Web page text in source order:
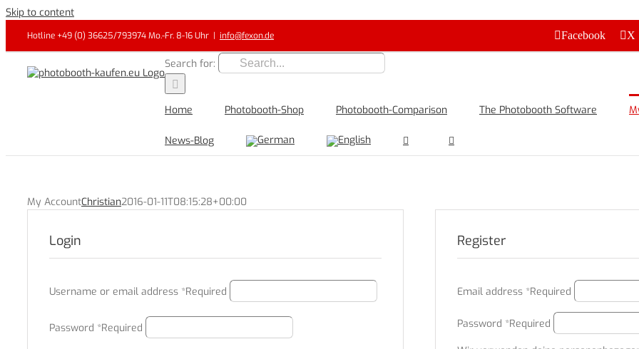
Skip to content
Hotline +49 (0) 36625/793974 Mo.-Fr. 8-16 Uhr | info@fexon.de Facebook X
Search for:
Home Photobooth-Shop Photobooth-Comparison The Photobooth Software
News-Blog
My AccountChristian2016-01-11T08:15:28+00:00
Login
Username or email address *Required
Password *Required
Register
Email address *Required
Password *Required